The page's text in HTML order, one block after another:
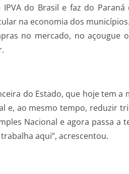
do Brasil e faz do
na economia dos
no mercado, no
do Estado, que hoje tem a
e, ao mesmo tempo, reduzir
Nacional e agora passa a
aqui”, acrescentou.